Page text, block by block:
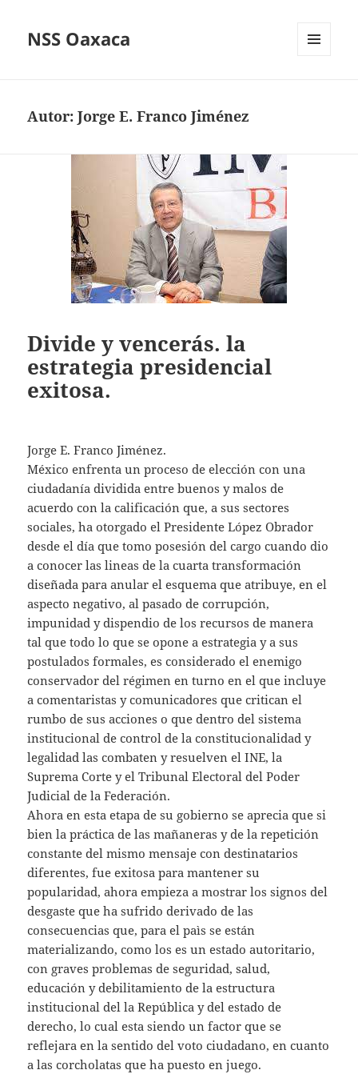
NSS Oaxaca
Autor:Jorge E. Franco Jiménez
Divide y vencerás. la
estrategia presidencial
exitosa.
Jorge E. Franco Jiménez.
México enfrenta un proceso de elección con una
ciudadanía dividida entre buenos y malos de
acuerdo con la calificación que, a sus sectores
sociales, ha otorgado el Presidente López Obrador
desde el día que tomo posesión del cargo cuando dio
a conocer las lineas de la cuarta transformación
diseñada para anular el esquema que atribuye, en el
aspecto negativo, al pasado de corrupción,
impunidad y dispendio de los recursos de manera
tal que todo lo que se opone a estrategia y a sus
postulados formales, es considerado el enemigo
conservador del régimen en turno en el que incluye
a comentaristas y comunicadores que critican el
rumbo de sus acciones o que dentro del sistema
institucional de control de la constitucionalidad y
legalidad las combaten y resuelven el INE, la
Suprema Corte y el Tribunal Electoral del Poder
Judicial de la Federación.
Ahora en esta etapa de su gobierno se aprecia que si
bien la práctica de las mañaneras y de la repetición
constante del mismo mensaje con destinatarios
diferentes, fue exitosa para mantener su
popularidad, ahora empieza a mostrar los signos del
desgaste que ha sufrido derivado de las
consecuencias que, para el paìs se están
materializando, como los es un estado autoritario,
con graves problemas de seguridad, salud,
educación y debilitamiento de la estructura
institucional del la República y del estado de
derecho, lo cual esta siendo un factor que se
reflejara en la sentido del voto ciudadano, en cuanto
a las corcholatas que ha puesto en juego.